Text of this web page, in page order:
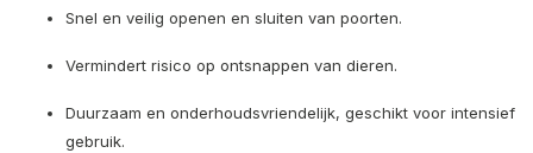
Snel en veilig openen en sluiten van poorten.
Vermindert risico op ontsnappen van dieren.
Duurzaam en onderhoudsvriendelijk, geschikt voor intensief
gebruik.